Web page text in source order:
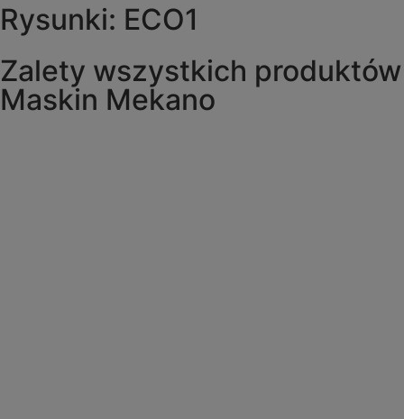
Rysunki: ECO1
Zalety wszystkich produktów
Maskin Mekano